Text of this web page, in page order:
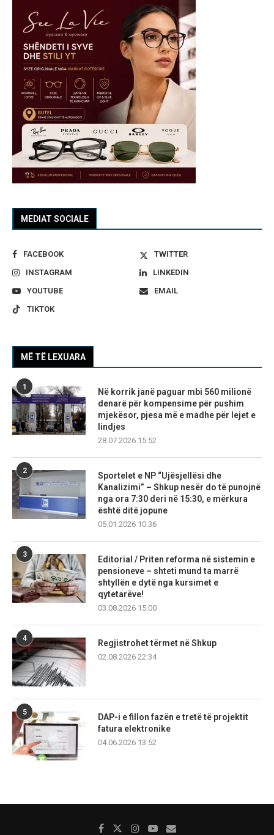
MEDIAT SOCIALE
FACEBOOK
TWITTER
INSTAGRAM
LINKEDIN
YOUTUBE
EMAIL
TIKTOK
MË TË LEXUARA
1
Në korrik janë paguar mbi 560 milionë
denarë për kompensime për pushim
mjekësor, pjesa më e madhe për lejet e
lindjes
28.07.2026 15:52
2
Sportelet e NP “Ujësjellësi dhe
Kanalizimi” – Shkup nesër do të punojnë
nga ora 7:30 deri në 15:30, e mërkura
është ditë jopune
05.01.2026 10:36
3
Editorial / Priten reforma në sistemin e
pensioneve – shteti mund ta marrë
shtyllën e dytë nga kursimet e
qytetarëve!
03.08.2026 15:00
4
Regjistrohet tërmet në Shkup
02.08.2026 22:34
5
DAP-i e fillon fazën e tretë të projektit
fatura elektronike
04.06.2026 13:52